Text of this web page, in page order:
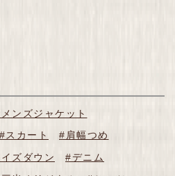
ンズジャケット
#スカート
#肩幅つめ
ズダウン
#デニム